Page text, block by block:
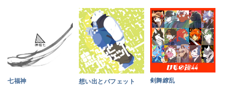
七福神 想い出とバフェット 剣舞繚乱